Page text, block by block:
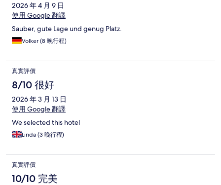
2026 年 4 月 9 日
使用 Google 翻譯
Sauber, gute Lage und genug Platz.
Volker (8 晚行程)
真實評價
8/10 很好
2026 年 3 月 13 日
使用 Google 翻譯
We selected this hotel
Linda (3 晚行程)
真實評價
10/10 完美